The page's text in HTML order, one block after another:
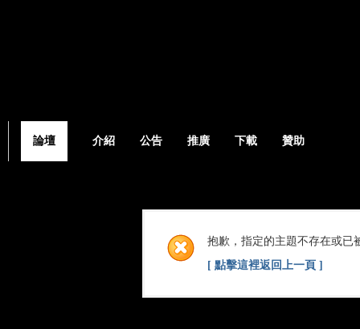
論壇 介紹 公告 推廣 下載 贊助
抱歉，指定的主題不存在或已
[ 點擊這裡返回上一頁 ]